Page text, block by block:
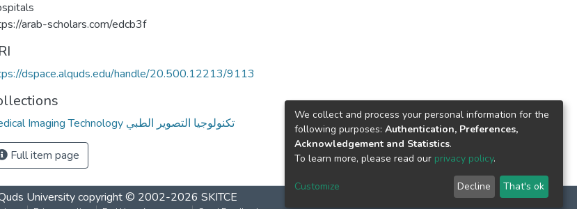
arab-scholars.com/edcb3f
dspace.alquds.edu/handle/20.500.12213/9113
Medical Imaging Technology تكنولوجيا التصوير الطبي
Full item page
Universitycopyright © 2002-2026 SKITCE
We collect and process your personal information for the
following purposes: Authentication, Preferences,
Acknowledgement and Statistics.
To learn more, please read our privacy policy.
Customize Decline That's ok